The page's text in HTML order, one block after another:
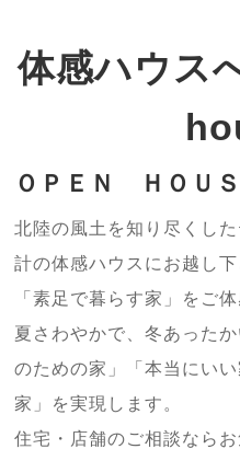
体感ハウス
ＯＰＥＮ ＨＯ
北陸の風土を知り尽くし
計の体感ハウスにお越し
「素足で暮らす家」をご
夏さわやかで、冬あった
のための家」「本当にい
家」を実現します。
住宅・店舗のご相談ならお